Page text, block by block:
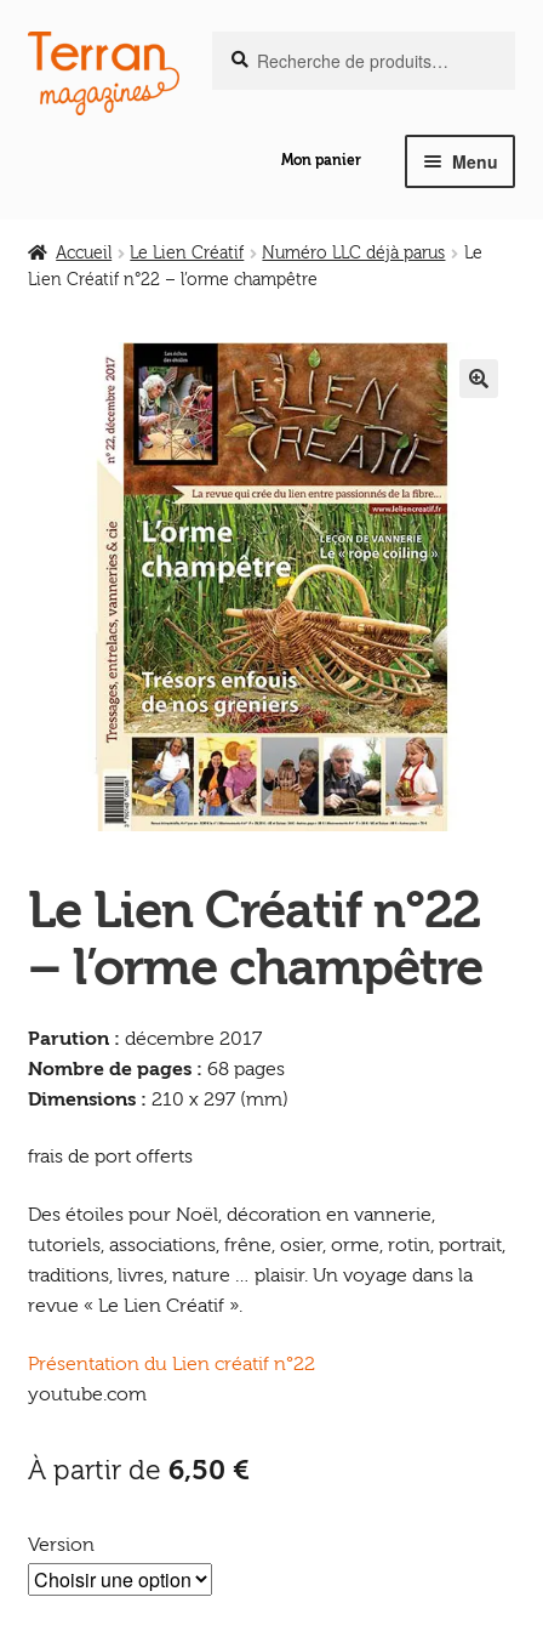
Aller
la
Aller
au
contenu
pour :
Mon panier Menu
le
enfant
Les ouvrages
Ouvrir
Jeux & DVD
Accueil Le Lien Créatif Numéro LLC déjà parus
Le
Lien Créatif n°22 – l’orme champêtre
Le Lien Créatif n°22
– l’orme champêtre
Parution : décembre 2017
Nombre de pages : 68 pages
Dimensions : 210 x 297 (mm)
frais de port offerts
Des étoiles pour Noël, décoration en vannerie,
tutoriels, associations, frêne, osier, orme, rotin, portrait,
traditions, livres, nature … plaisir. Un voyage dans la
revue « Le Lien Créatif ».
Présentation du Lien créatif n°22
youtube.com
À partir de 6,50 €
Version